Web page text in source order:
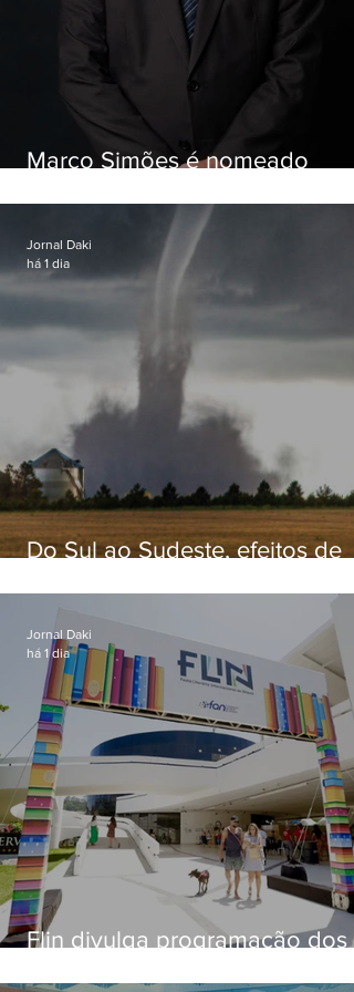
Marco Simões é nomeado
Do Sul ao Sudeste, efeitos de
apreensão na população
Jornal Daki
há 1 dia
Flin divulga programação dos
Jornal Daki
há 1 dia